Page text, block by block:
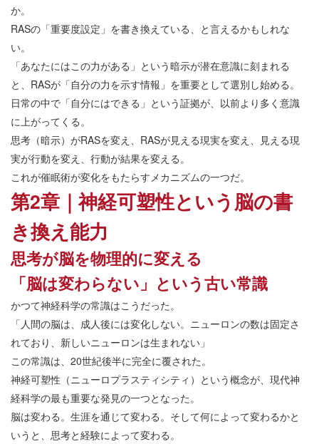
か。
RASの「重要度設定」を書き換えている、と言えるかもしれな
い。
「あなたにはこの力がある」という暗示が潜在意識に刻まれる
と、RASが「自分の力を示す情報」を重要として選別し始める。
日常の中で「自分にはできる」という証拠が、以前より多く意識
に上がってくる。
思考（暗示）がRASを変え、RASが見える現実を変え、見える現
実が行動を変え、行動が結果を変える。
これが催眠術が変化をもたらすメカニズムの一つだ。
第2章｜神経可塑性という脳の書
き換え能力
思考が脳を物理的に変える
「脳は変わらない」という古い常識
かつて神経科学の常識はこうだった。
「人間の脳は、成人後には変化しない。ニューロンの数は固定さ
れており、新しいニューロンは生まれない」
この常識は、20世紀後半に完全に覆された。
神経可塑性（ニューロプラスティシティ）という概念が、現代神
経科学の最も重要な発見の一つとなった。
脳は変わる。生涯を通じて変わる。そして何によって変わるかと
いうと、思考と経験によって変わる。